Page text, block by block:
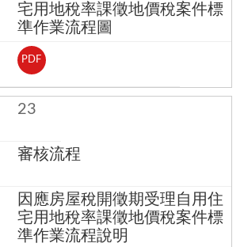
宅用地稅率課徵地價稅案件標
準作業流程圖
PDF
23
審核流程
因應房屋稅開徵期受理自用住
宅用地稅率課徵地價稅案件標
準作業流程說明